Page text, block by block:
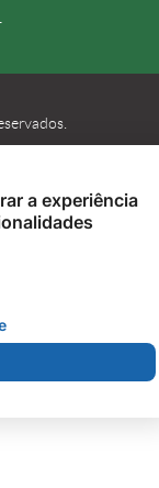
a experiência